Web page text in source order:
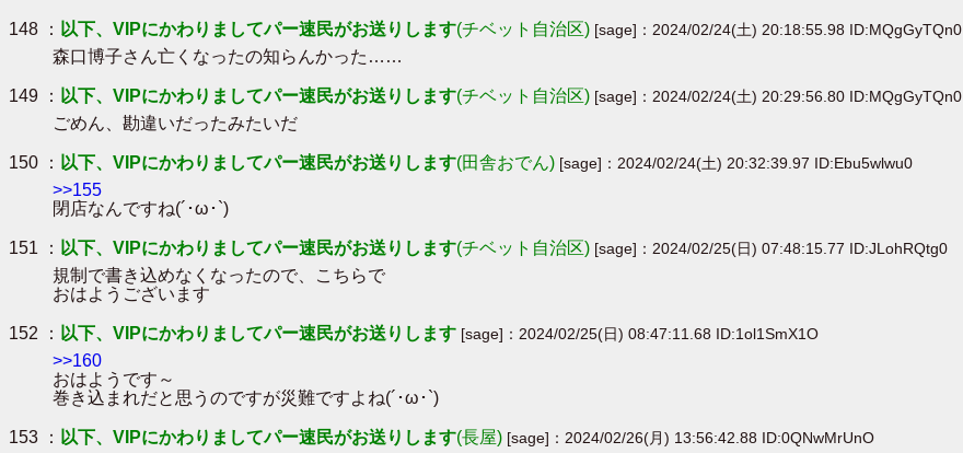
148 ： 以下、VIPにかわりましてパー速民がお送りします(チベット自治区) [sage]：2024/02/24(土) 20:18:55.98 ID:MQgGyTQn0
森口博子さん亡くなったの知らんかった……
149 ： 以下、VIPにかわりましてパー速民がお送りします(チベット自治区) [sage]：2024/02/24(土) 20:29:56.80 ID:MQgGyTQn0
ごめん、勘違いだったみたいだ
150 ： 以下、VIPにかわりましてパー速民がお送りします(田舎おでん) [sage]：2024/02/24(土) 20:32:39.97 ID:Ebu5wlwu0
>>155
閉店なんですね(´･ω･`)
151 ： 以下、VIPにかわりましてパー速民がお送りします(チベット自治区) [sage]：2024/02/25(日) 07:48:15.77 ID:JLohRQtg0
規制で書き込めなくなったので、こちらで
おはようございます
152 ： 以下、VIPにかわりましてパー速民がお送りします [sage]：2024/02/25(日) 08:47:11.68 ID:1ol1SmX1O
>>160
おはようです～
巻き込まれだと思うのですが災難ですよね(´･ω･`)
153 ： 以下、VIPにかわりましてパー速民がお送りします(長屋) [sage]：2024/02/26(月) 13:56:42.88 ID:0QNwMrUnO